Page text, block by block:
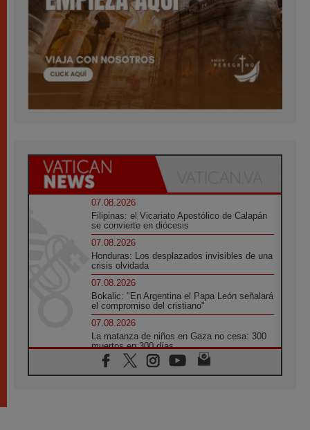
07.08.2026
Filipinas: el Vicariato Apostólico de Calapán
se convierte en diócesis
07.08.2026
Honduras: Los desplazados invisibles de una
crisis olvidada
07.08.2026
Bokalic: "En Argentina el Papa León señalará
el compromiso del cristiano"
07.08.2026
La matanza de niños en Gaza no cesa: 300
muertos en 300 días
07.08.2026
Tagle: La guerra desfigura el mundo, solo la